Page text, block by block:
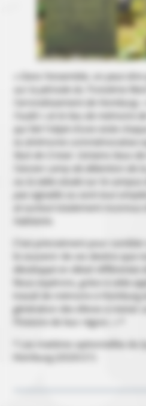
« Dans l’ensemble, on peut
sur la période du Troisième
l’arrondissement de Homburg.
l’oubli » et le lieu de mémoire
qui fait l’objet d’une visite
la cérémonie commémorative
l’ancien camp de détention de
ou la stèle située sur le campus
pas signalés ou sont tout
et surtout totalement inconnus
habitants.
C’est précisément pour
le souvenir de ces destins que
développé en détail différentes
Nous espérons, grâce à cette
travail de mémoire à Homburg
génération des élèves à mener
l’histoire de leur région. » *
* Les matières optionnelles du
Homburg (2020/21)